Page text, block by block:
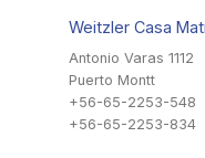
Weitzler Casa
Antonio Varas 1112
Puerto Montt
+56-65-2253-548
+56-65-2253-834